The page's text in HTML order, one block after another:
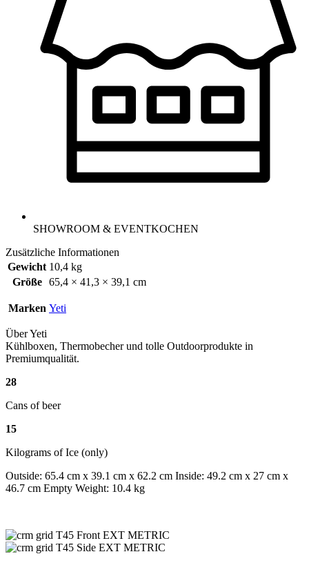
SHOWROOM & EVENTKOCHEN
Zusätzliche Informationen
Gewicht 10,4 kg
Größe
65,4 × 41,3 × 39,1 cm
Marken Yeti
Über Yeti
Kühlboxen, Thermobecher und tolle Outdoorprodukte in
Premiumqualität.
28
Cans of beer
15
Kilograms of Ice (only)
Outside: 65.4 cm x 39.1 cm x 62.2 cm Inside: 49.2 cm x 27 cm x
46.7 cm Empty Weight: 10.4 kg